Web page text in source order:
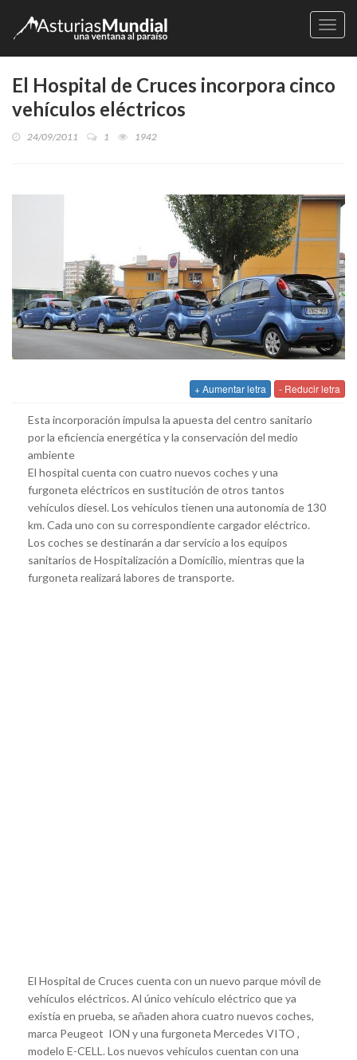
El Hospital de Cruces incorpora cinco
vehículos eléctricos
24/09/2011 1 1942
+ Aumentar letra - Reducir letra
Esta incorporación impulsa la apuesta del centro sanitario
por la eficiencia energética y la conservación del medio
ambiente
El hospital cuenta con cuatro nuevos coches y una
furgoneta eléctricos en sustitución de otros tantos
vehículos diesel. Los vehículos tienen una autonomía de 130
km. Cada uno con su correspondiente cargador eléctrico.
Los coches se destinarán a dar servicio a los equipos
sanitarios de Hospitalización a Domicilio, mientras que la
furgoneta realizará labores de transporte.
El Hospital de Cruces cuenta con un nuevo parque móvil de
vehículos eléctricos. Al único vehículo eléctrico que ya
existía en prueba, se añaden ahora cuatro nuevos coches,
marca Peugeot ION y una furgoneta Mercedes VITO ,
modelo E-CELL. Los nuevos vehículos cuentan con una